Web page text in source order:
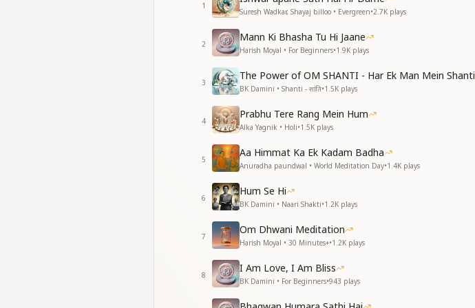
ओ ओ ओ ओ ओ ओ ओ ओ ओ म
ओ ओ ओ ओ ओ ओ ओ ओ ओ म
1
Suresh Wadkar, Shayaj billoo • Evergreen•2.7K plays
2
Mann Ki Bhasha Tu Hi Jaane
Harish Moyal • For Beginners•1.9K plays
3
The Power of OM SHANTI - Har Ek Man Mein Shanti
BK Damini • Shanti - शांति•1.5K plays
4
Prabhu Tere Rang Mein Hum
Alka Yagnik • Holi•1.5K plays
5
Aa Himmat Ka Ek Kadam Badha
Anuradha paundwal • World Meditation Day•1.4K plays
6
Hum Se Hi
BK Damini • Naari Shakti•1.2K plays
7
Om Dhwani Meditation
Harish Moyal • 30 Minutes+•1.2K plays
8
I Am Love, I Am Bliss
BK Damini • For Beginners•943 plays